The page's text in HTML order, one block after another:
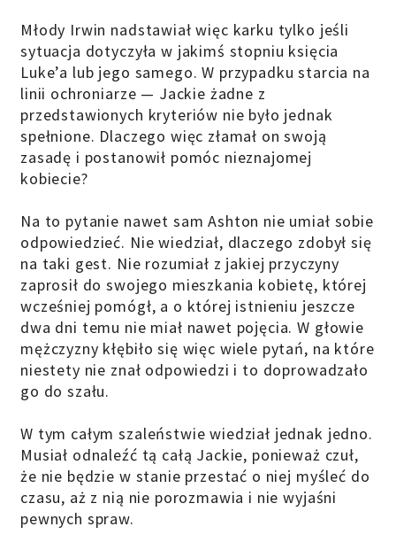
Młody Irwin nadstawiał więc karku tylko jeśli
sytuacja dotyczyła w jakimś stopniu księcia
Luke’a lub jego samego. W przypadku starcia na
linii ochroniarze — Jackie żadne z
przedstawionych kryteriów nie było jednak
spełnione. Dlaczego więc złamał on swoją
zasadę i postanowił pomóc nieznajomej
kobiecie?
Na to pytanie nawet sam Ashton nie umiał sobie
odpowiedzieć. Nie wiedział, dlaczego zdobył się
na taki gest. Nie rozumiał z jakiej przyczyny
zaprosił do swojego mieszkania kobietę, której
wcześniej pomógł, a o której istnieniu jeszcze
dwa dni temu nie miał nawet pojęcia. W głowie
mężczyzny kłębiło się więc wiele pytań, na które
niestety nie znał odpowiedzi i to doprowadzało
go do szału.
W tym całym szaleństwie wiedział jednak jedno.
Musiał odnaleźć tą całą Jackie, ponieważ czuł,
że nie będzie w stanie przestać o niej myśleć do
czasu, aż z nią nie porozmawia i nie wyjaśni
pewnych spraw.